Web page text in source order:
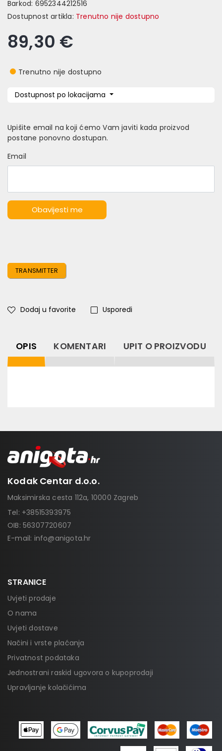
Barkod: 6952344212516
Dostupnost artikla: Trenutno nije dostupno
89,30 €
Trenutno nije dostupno
Dostupnost po lokacijama
Upišite email na koji ćemo Vam javiti kada proizvod
postane ponovno dostupan.
Email
Obavijesti me
TRANSMITTER
Dodaj u favorite Usporedi
OPIS KOMENTARI UPIT O PROIZVODU
Kodak Centar d.o.o.
Maksimirska cesta 112a, 10000 Zagreb
Tel: +38515393975
OIB: 56307720607
E-mail: info@anigota.hr
STRANICE
Uvjeti prodaje
O nama
Uvjeti dostave
Načini i vrste plaćanja
Privatnost podataka
Jednostrani raskid ugovora o kupoprodaji
Upravljanje kolačićima